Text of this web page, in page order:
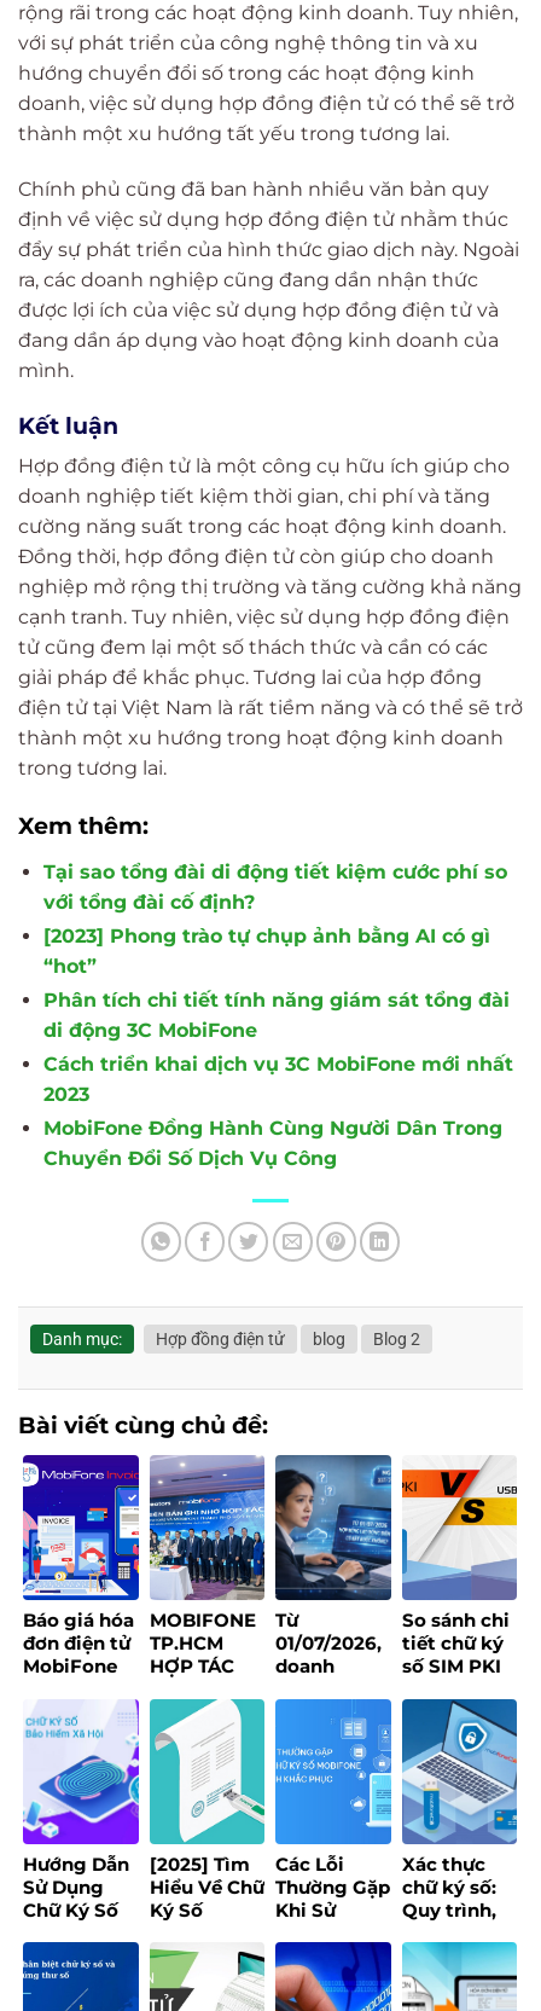
rộng rãi trong các hoạt động kinh doanh. Tuy nhiên,
với sự phát triển của công nghệ thông tin và xu
hướng chuyển đổi số trong các hoạt động kinh
doanh, việc sử dụng hợp đồng điện tử có thể sẽ trở
thành một xu hướng tất yếu trong tương lai.
Chính phủ cũng đã ban hành nhiều văn bản quy
định về việc sử dụng hợp đồng điện tử nhằm thúc
đẩy sự phát triển của hình thức giao dịch này. Ngoài
ra, các doanh nghiệp cũng đang dần nhận thức
được lợi ích của việc sử dụng hợp đồng điện tử và
đang dần áp dụng vào hoạt động kinh doanh của
mình.
Kết luận
Hợp đồng điện tử là một công cụ hữu ích giúp cho
doanh nghiệp tiết kiệm thời gian, chi phí và tăng
cường năng suất trong các hoạt động kinh doanh.
Đồng thời, hợp đồng điện tử còn giúp cho doanh
nghiệp mở rộng thị trường và tăng cường khả năng
cạnh tranh. Tuy nhiên, việc sử dụng hợp đồng điện
tử cũng đem lại một số thách thức và cần có các
giải pháp để khắc phục. Tương lai của hợp đồng
điện tử tại Việt Nam là rất tiềm năng và có thể sẽ trở
thành một xu hướng trong hoạt động kinh doanh
trong tương lai.
Xem thêm:
Tại sao tổng đài di động tiết kiệm cước phí so
với tổng đài cố định?
[2023] Phong trào tự chụp ảnh bằng AI có gì
“hot”
Phân tích chi tiết tính năng giám sát tổng đài
di động 3C MobiFone
Cách triển khai dịch vụ 3C MobiFone mới nhất
2023
MobiFone Đồng Hành Cùng Người Dân Trong
Chuyển Đổi Số Dịch Vụ Công
Danh mục: Hợp đồng điện tử blog Blog 2
Bài viết cùng chủ đề:
Báo giá hóa
đơn điện tử
MobiFone
2026
MOBIFONE
TP.HCM
HỢP TÁC
XÂY DỰNG
NỀN TẢNG
CREATOR
ECONOMY
Từ
01/07/2026,
doanh
bắt buộc sử
dụng Hợp
đồng lao
động điện
So sánh chi
tiết chữ ký
số SIM PKI
Token – Nên
chọn loại
nào?
Hướng Dẫn
Sử Dụng
Chữ Ký Số
Ký Tại Trang
Bảo Hiểm
Xã Hội
[2025] Tìm
Hiểu Về Chữ
Ký Số
Ích, Loại
Hình & Ứng
Dụng
Các Lỗi
Thường Gặp
Khi Sử
Ký Số
MobiFone
Và Cách
Xác thực
chữ ký số:
Quy trình,
cách chọn
tổ chức uy
tín